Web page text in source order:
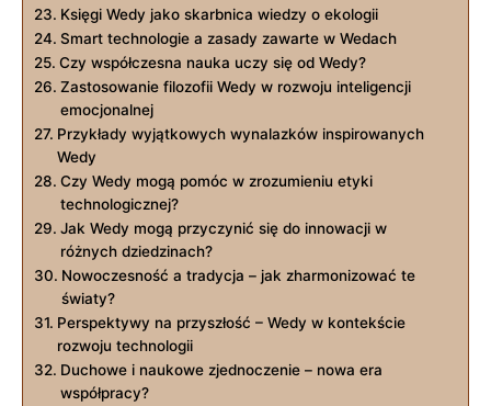
Księgi Wedy jako skarbnica wiedzy o ekologii
Smart technologie a zasady zawarte w Wedach
Czy współczesna nauka uczy się od Wedy?
Zastosowanie filozofii Wedy w rozwoju inteligencji
emocjonalnej
Przykłady wyjątkowych wynalazków inspirowanych
Wedy
Czy Wedy mogą pomóc w zrozumieniu etyki
technologicznej?
Jak Wedy mogą przyczynić się do innowacji w
różnych dziedzinach?
Nowoczesność a tradycja – jak zharmonizować te
światy?
Perspektywy na przyszłość – Wedy w kontekście
rozwoju technologii
Duchowe i naukowe zjednoczenie – nowa era
współpracy?